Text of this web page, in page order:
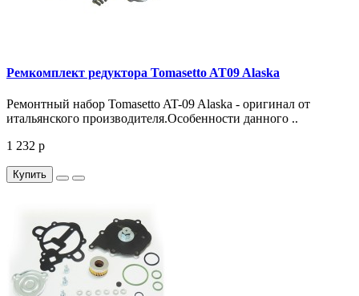
Ремкомплект редуктора Tomasetto AT09 Alaska
Ремонтный набор Tomasetto AT-09 Alaska - оригинал от
итальянского производителя.Особенности данного ..
1 232 р
Купить